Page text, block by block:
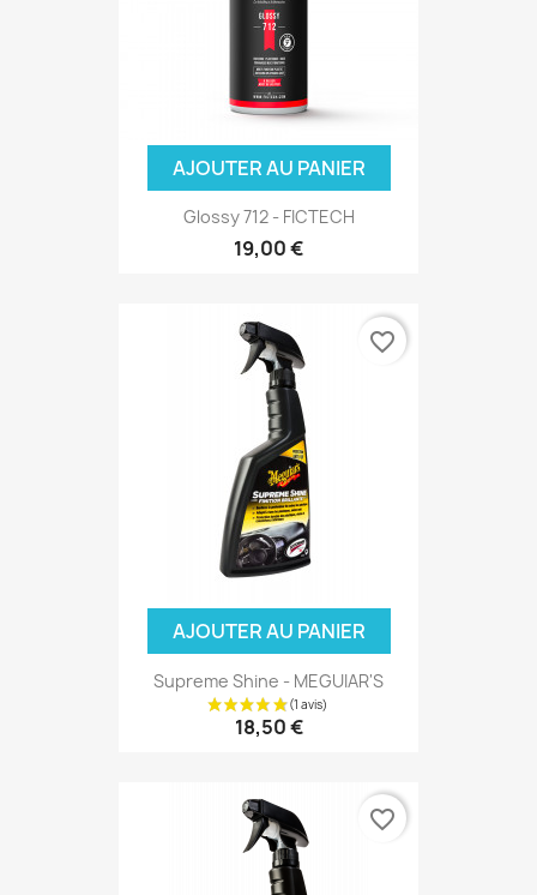
AJOUTER AU PANIER
Glossy 712 - FICTECH
19,00 €
AJOUTER AU PANIER
Supreme Shine - MEGUIAR'S
18,50 €
favorite_border
favorite_border